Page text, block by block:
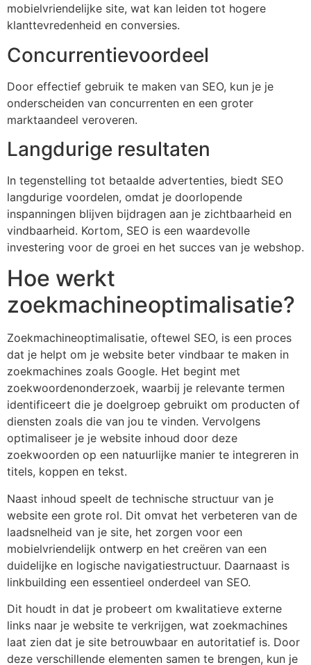
mobielvriendelijke site, wat kan leiden tot hogere
klanttevredenheid en conversies.
Concurrentievoordeel
Door effectief gebruik te maken van SEO, kun je je
onderscheiden van concurrenten en een groter
marktaandeel veroveren.
Langdurige resultaten
In tegenstelling tot betaalde advertenties, biedt SEO
langdurige voordelen, omdat je doorlopende
inspanningen blijven bijdragen aan je zichtbaarheid en
vindbaarheid. Kortom, SEO is een waardevolle
investering voor de groei en het succes van je webshop.
Hoe werkt
zoekmachineoptimalisatie?
Zoekmachineoptimalisatie, oftewel SEO, is een proces
dat je helpt om je website beter vindbaar te maken in
zoekmachines zoals Google. Het begint met
zoekwoordenonderzoek, waarbij je relevante termen
identificeert die je doelgroep gebruikt om producten of
diensten zoals die van jou te vinden. Vervolgens
optimaliseer je je website inhoud door deze
zoekwoorden op een natuurlijke manier te integreren in
titels, koppen en tekst.
Naast inhoud speelt de technische structuur van je
website een grote rol. Dit omvat het verbeteren van de
laadsnelheid van je site, het zorgen voor een
mobielvriendelijk ontwerp en het creëren van een
duidelijke en logische navigatiestructuur. Daarnaast is
linkbuilding een essentieel onderdeel van SEO.
Dit houdt in dat je probeert om kwalitatieve externe
links naar je website te verkrijgen, wat zoekmachines
laat zien dat je site betrouwbaar en autoritatief is. Door
deze verschillende elementen samen te brengen, kun je